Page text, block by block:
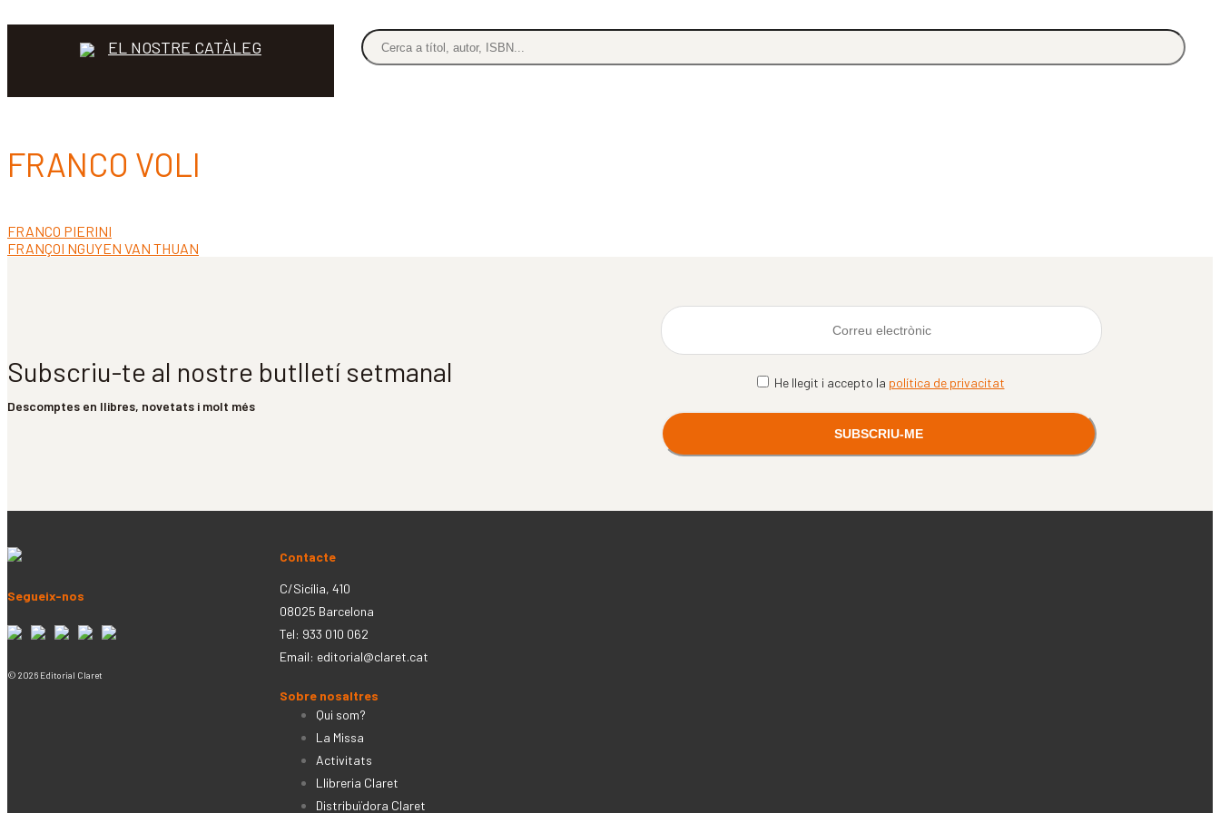
EL NOSTRE CATÀLEG
FRANCO VOLI
Navegació
d'entrades
Entrada
anterior:
FRANCO PIERINI
Pròxima
FRANÇOI NGUYEN VAN THUAN
Subscriu-te al nostre butlletí setmanal
Descomptes en llibres, novetats i molt més
He llegit i accepto la política de privacitat
Segueix-nos
© 2026 Editorial Claret
Contacte
C/Sicília, 410
08025 Barcelona
Tel: 933 010 062
Email: editorial@claret.cat
Sobre nosaltres
Qui som?
La Missa
Activitats
Llibreria Claret
Distribuïdora Claret